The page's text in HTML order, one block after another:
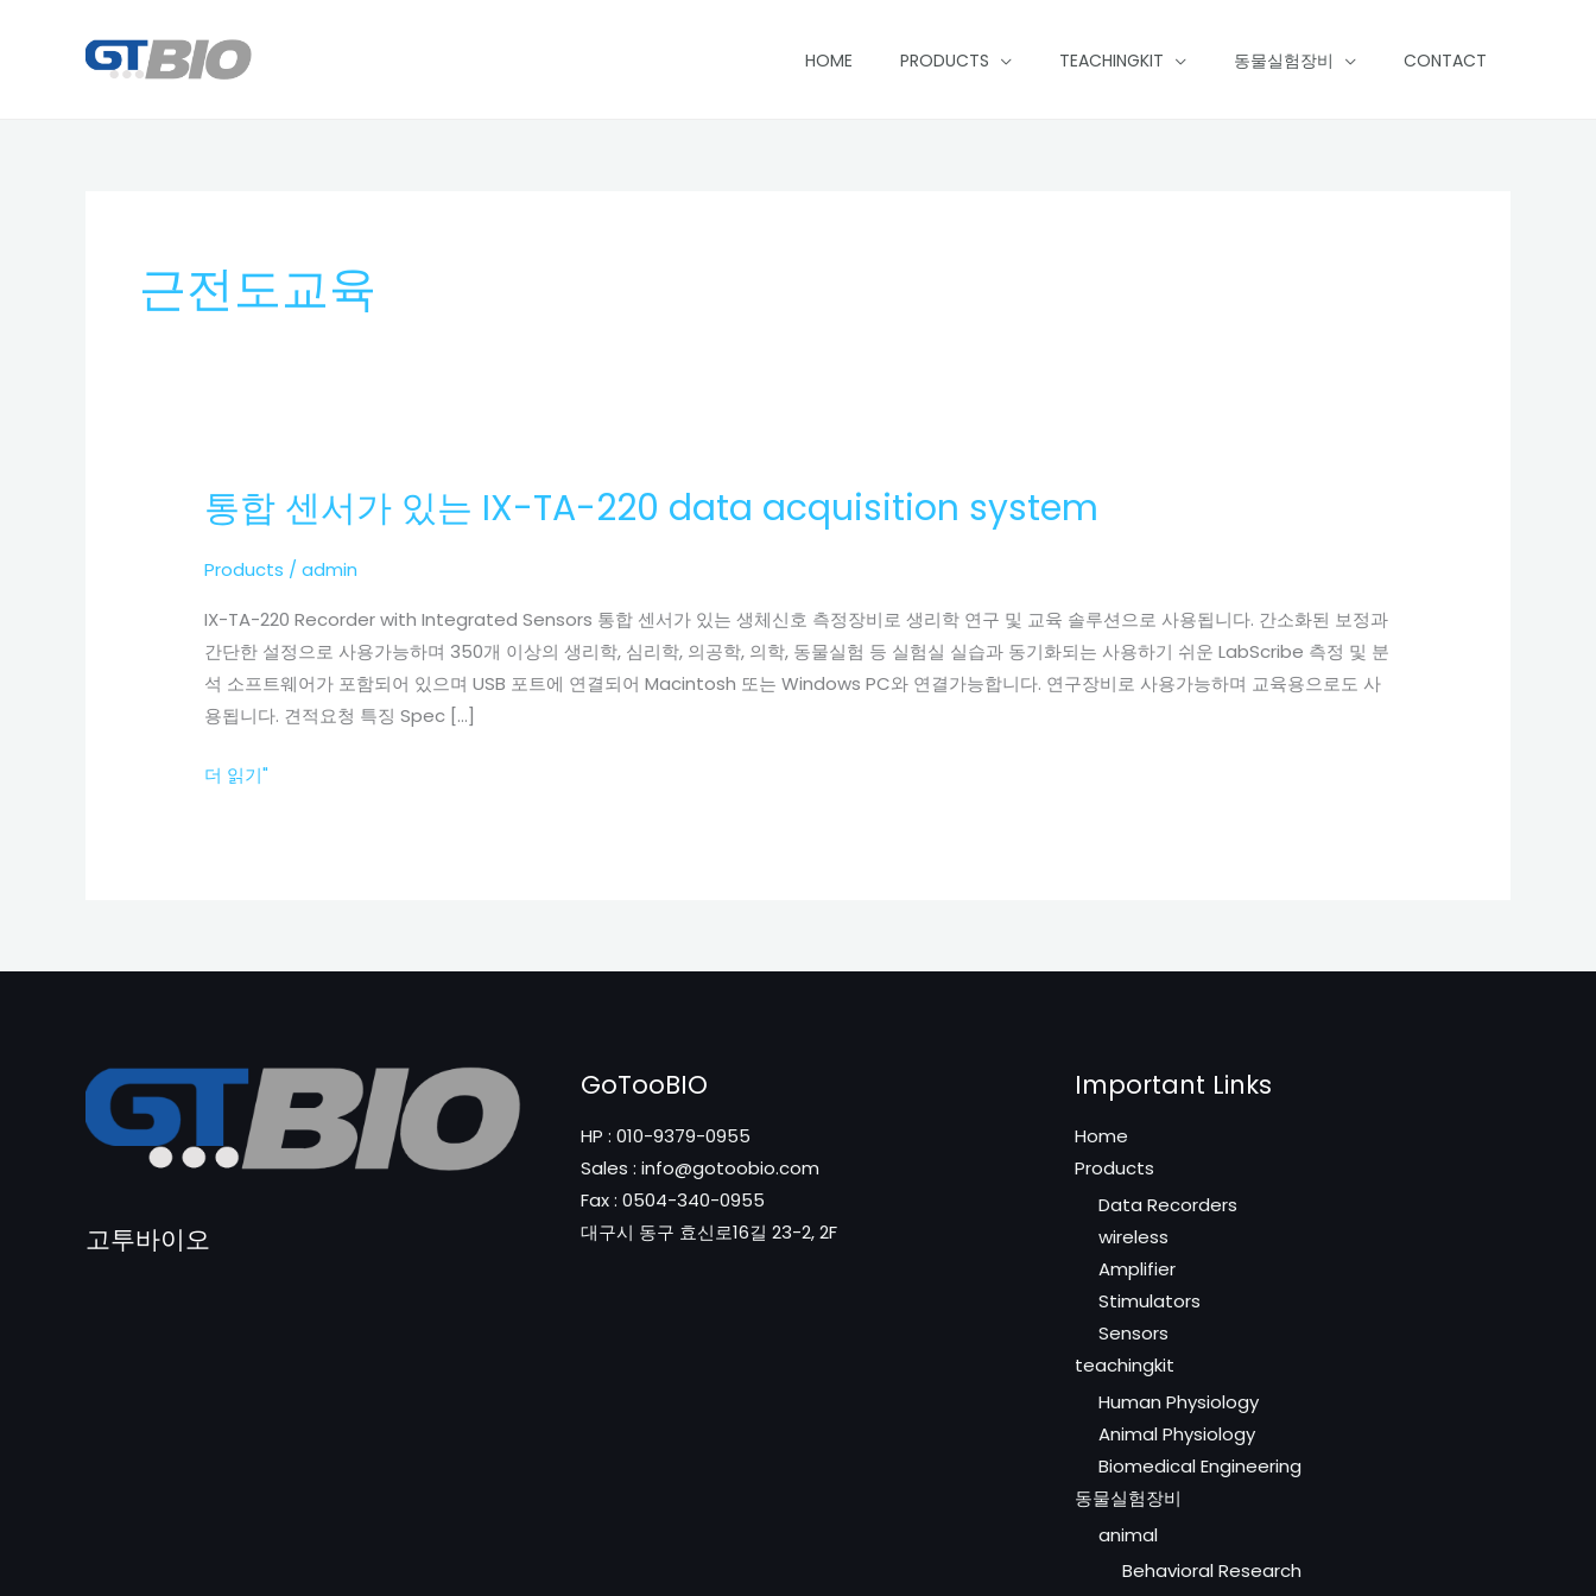
HOME PRODUCTS TEACHINGKIT 동물실험장비 CONTACT
근전도교육
통합 센서가 있는 IX-TA-220 data acquisition system
Products /admin
IX-TA-220 Recorder with Integrated Sensors 통합 센서가 있는 생체신호 측정장비로 생리학 연구 및 교육 솔루션으로 사용됩니다. 간소화된 보정과
간단한 설정으로 사용가능하며 350개 이상의 생리학, 심리학, 의공학, 의학, 동물실험 등 실험실 실습과 동기화되는 사용하기 쉬운 LabScribe 측정 및 분
석 소프트웨어가 포함되어 있으며 USB 포트에 연결되어 Macintosh 또는 Windows PC와 연결가능합니다. 연구장비로 사용가능하며 교육용으로도 사
용됩니다. 견적요청 특징 Spec […]
통
합
센
가
있
는
IX-
220
더 읽기"
고투바이오
GoTooBIO
HP : 010-9379-0955
Sales : info@gotoobio.com
Fax : 0504-340-0955
대구시 동구 효신로16길 23-2, 2F
Important Links
Home
Products
Data Recorders
wireless
Amplifier
Stimulators
Sensors
teachingkit
Human Physiology
Animal Physiology
Biomedical Engineering
동물실험장비
animal
Behavioral Research